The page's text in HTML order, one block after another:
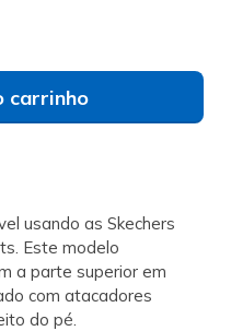
carrinho
usando as Skechers
Este modelo
a parte superior em
com atacadores
do pé.